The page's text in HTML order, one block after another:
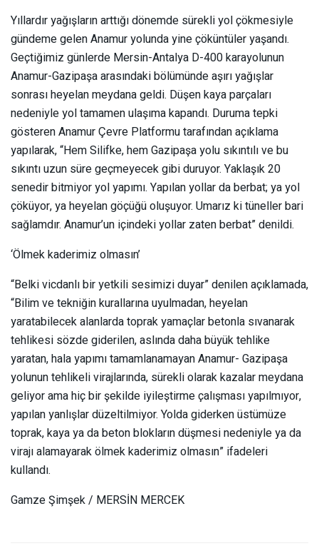
Yıllardır yağışların arttığı dönemde sürekli yol çökmesiyle
gündeme gelen Anamur yolunda yine çöküntüler yaşandı.
Geçtiğimiz günlerde Mersin-Antalya D-400 karayolunun
Anamur-Gazipaşa arasındaki bölümünde aşırı yağışlar
sonrası heyelan meydana geldi. Düşen kaya parçaları
nedeniyle yol tamamen ulaşıma kapandı. Duruma tepki
gösteren Anamur Çevre Platformu tarafından açıklama
yapılarak, “Hem Silifke, hem Gazipaşa yolu sıkıntılı ve bu
sıkıntı uzun süre geçmeyecek gibi duruyor. Yaklaşık 20
senedir bitmiyor yol yapımı. Yapılan yollar da berbat; ya yol
çöküyor, ya heyelan göçüğü oluşuyor. Umarız ki tüneller bari
sağlamdır. Anamur’un içindeki yollar zaten berbat” denildi.
‘Ölmek kaderimiz olmasın’
“Belki vicdanlı bir yetkili sesimizi duyar” denilen açıklamada,
“Bilim ve tekniğin kurallarına uyulmadan, heyelan
yaratabilecek alanlarda toprak yamaçlar betonla sıvanarak
tehlikesi sözde giderilen, aslında daha büyük tehlike
yaratan, hala yapımı tamamlanamayan Anamur- Gazipaşa
yolunun tehlikeli virajlarında, sürekli olarak kazalar meydana
geliyor ama hiç bir şekilde iyileştirme çalışması yapılmıyor,
yapılan yanlışlar düzeltilmiyor. Yolda giderken üstümüze
toprak, kaya ya da beton blokların düşmesi nedeniyle ya da
virajı alamayarak ölmek kaderimiz olmasın” ifadeleri
kullandı.
Gamze Şimşek / MERSİN MERCEK